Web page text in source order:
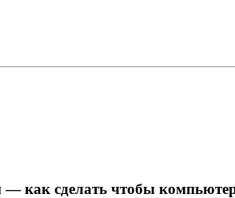
как сделать чтобы